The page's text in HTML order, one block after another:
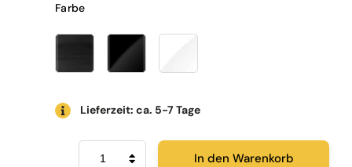
Farbe
Lieferzeit: ca. 5-7 Tage
SVS
In den Warenkorb